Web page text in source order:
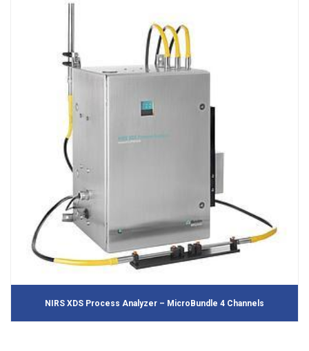
NIRS XDS Process Analyzer – MicroBundle 4 Channels